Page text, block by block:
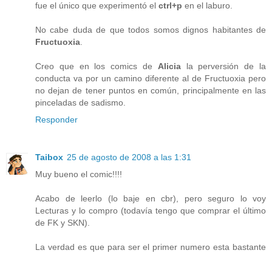
fue el único que experimentó el ctrl+p en el laburo.
No cabe duda de que todos somos dignos habitantes de
Fructuoxia.
Creo que en los comics de Aliciala perversión de la
conducta va por un camino diferente al de Fructuoxia pero
no dejan de tener puntos en común, principalmente en las
pinceladas de sadismo.
Responder
Taibox 25 de agosto de 2008 a las 1:31
Muy bueno el comic!!!!
Acabo de leerlo (lo baje en cbr), pero seguro lo voy
Lecturas y lo compro (todavía tengo que comprar el último
de FK y SKN).
La verdad es que para ser el primer numero esta bastante